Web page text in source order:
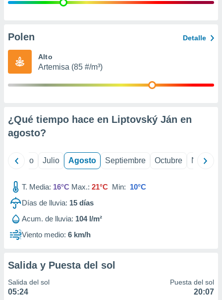
e
publicidad
Polen Detalle
Alto
Artemisa (85 #/m³)
¿Qué tiempo hace en Liptovský Ján en
agosto?
Junio Julio Agosto Septiembre Octubre
T. Media: 16°C Max.: 21°C Min: 10°C
Días de lluvia: 15 días
Acum. de lluvia: 104 l/m²
Viento medio: 6 km/h
Salida y Puesta del sol
Salida del sol
05:24
Puesta del sol
20:07